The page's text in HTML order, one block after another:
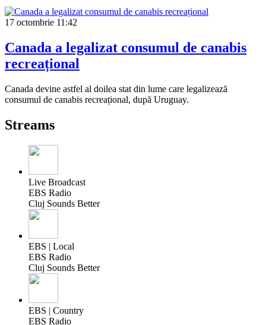
17 octombrie 11:42
Canada a legalizat consumul de canabis
recreațional
Canada devine astfel al doilea stat din lume care legalizează
consumul de canabis recreațional, după Uruguay.
Streams
Live Broadcast
EBS Radio
Cluj Sounds Better
EBS | Local
EBS Radio
Cluj Sounds Better
EBS | Country
EBS Radio